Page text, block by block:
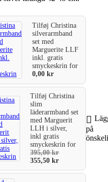
TilføjChristina
silverarmband
set med
Marguerite LLF
inkl. gratis
smyckeskrinfor
0,00kr
TilføjChristina
slim
läderarmband set
med Marguerit
LLH i silver,
inkl gratis
smyckeskrinfor
395,00kr
355,50kr
på